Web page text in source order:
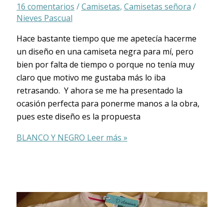
16 comentarios /Camisetas, Camisetas señora /
Nieves Pascual
Hace bastante tiempo que me apetecía hacerme
un diseño en una camiseta negra para mí, pero
bien por falta de tiempo o porque no tenía muy
claro que motivo me gustaba más lo iba
retrasando. Y ahora se me ha presentado la
ocasión perfecta para ponerme manos a la obra,
pues este diseño es la propuesta
BLANCO Y NEGRO Leer más »